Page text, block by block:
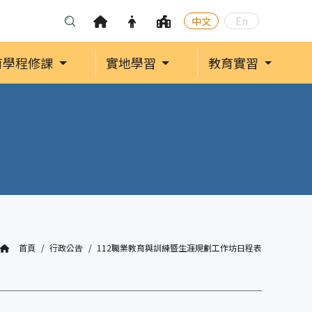
中文 En
程修課 實地學習 教育實習
首頁 行政公告 112職業教育與訓練暨生涯規劃工作坊日程表